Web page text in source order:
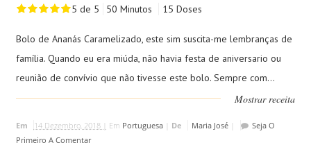
5 de 5 50 Minutos 15 Doses
Bolo de Ananás Caramelizado, este sim suscita-me lembranças de
família. Quando eu era miúda, não havia festa de aniversario ou
reunião de convívio que não tivesse este bolo. Sempre com...
Mostrar receita
Em 14 Dezembro, 2018 | Em Portuguesa| De Maria José|
Seja O
Primeiro A Comentar